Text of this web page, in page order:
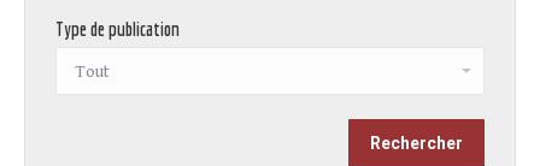
Type de publication